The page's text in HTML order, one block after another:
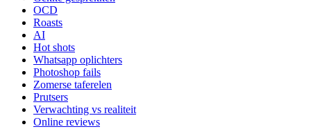
OCD
Roasts
AI
Hot shots
Whatsapp oplichters
Photoshop fails
Zomerse taferelen
Prutsers
Verwachting vs realiteit
Online reviews